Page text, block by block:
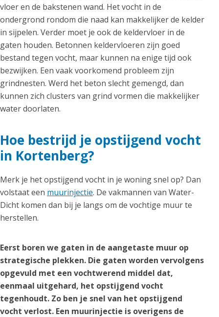
vloer en de bakstenen wand. Het vocht in de
ondergrond rondom die naad kan makkelijker de kelder
in sijpelen. Verder moet je ook de keldervloer in de
gaten houden. Betonnen keldervloeren zijn goed
bestand tegen vocht, maar kunnen na enige tijd ook
bezwijken. Een vaak voorkomend probleem zijn
grindnesten. Werd het beton slecht gemengd, dan
kunnen zich clusters van grind vormen die makkelijker
water doorlaten.
Hoe bestrijd je opstijgend vocht
in Kortenberg?
Merk je het opstijgend vocht in je woning snel op? Dan
volstaat een muurinjectie. De vakmannen van Water-
Dicht komen dan bij je langs om de vochtige muur te
herstellen.
Eerst boren we gaten in de aangetaste muur op
strategische plekken. Die gaten worden vervolgens
opgevuld met een vochtwerend middel dat,
eenmaal uitgehard, het opstijgend vocht
tegenhoudt. Zo ben je snel van het opstijgend
vocht verlost. Een muurinjectie is overigens de